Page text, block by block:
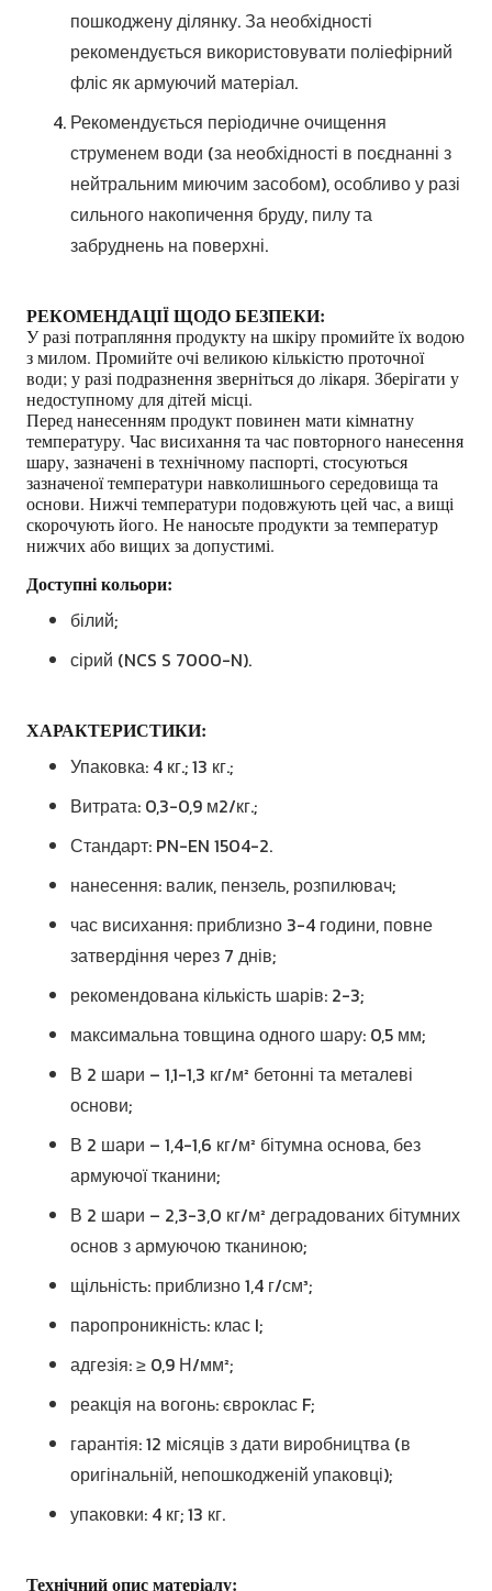
пошкоджену ділянку. За необхідності
рекомендується використовувати поліефірний
фліс як армуючий матеріал.
Рекомендується періодичне очищення
струменем води (за необхідності в поєднанні з
нейтральним миючим засобом), особливо у разі
сильного накопичення бруду, пилу та
забруднень на поверхні.
РЕКОМЕНДАЦІЇ ЩОДО БЕЗПЕКИ:
У разі потрапляння продукту на шкіру промийте їх водою
з милом. Промийте очі великою кількістю проточної
води; у разі подразнення зверніться до лікаря. Зберігати у
недоступному для дітей місці.
Перед нанесенням продукт повинен мати кімнатну
температуру. Час висихання та час повторного нанесення
шару, зазначені в технічному паспорті, стосуються
зазначеної температури навколишнього середовища та
основи. Нижчі температури подовжують цей час, а вищі
скорочують його. Не наносьте продукти за температур
нижчих або вищих за допустимі.
Доступні кольори:
білий;
сірий (NCS S 7000-N).
ХАРАКТЕРИСТИКИ:
Упаковка: 4 кг.; 13 кг.;
Витрата: 0,3-0,9 м2/кг.;
Стандарт: PN-EN 1504-2.
нанесення: валик, пензель, розпилювач;
час висихання: приблизно 3-4 години, повне
затвердіння через 7 днів;
рекомендована кількість шарів: 2-3;
максимальна товщина одного шару: 0,5 мм;
В 2 шари – 1,1-1,3 кг/м² бетонні та металеві
основи;
В 2 шари – 1,4-1,6 кг/м² бітумна основа, без
армуючої тканини;
В 2 шари – 2,3-3,0 кг/м² деградованих бітумних
основ з армуючою тканиною;
щільність: приблизно 1,4 г/см³;
паропроникність: клас I;
адгезія: ≥ 0,9 Н/мм²;
реакція на вогонь: євроклас F;
гарантія: 12 місяців з дати виробництва (в
оригінальній, непошкодженій упаковці);
упаковки: 4 кг; 13 кг.
Технічний опис матеріалу: